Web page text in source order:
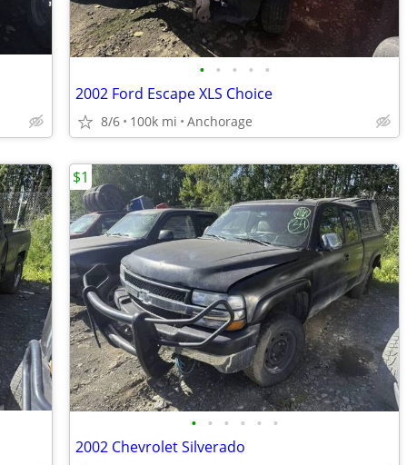
• • • • •
2002 Ford Escape XLS Choice
8/6 100k mi Anchorage
• • • • • •
2002 Chevrolet Silverado
$1